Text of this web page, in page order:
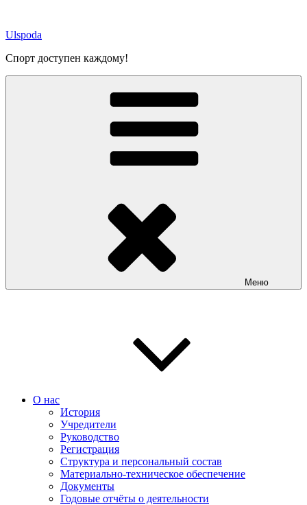
содержимому
Ulspoda
Спорт доступен каждому!
Меню
О нас
История
Учредители
Руководство
Регистрация
Структура и персональный состав
Материально-техническое обеспечение
Документы
Годовые отчёты о деятельности